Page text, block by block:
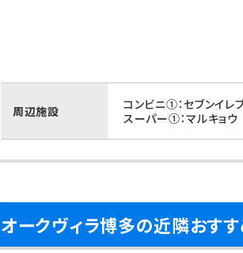
周辺施設
コンビニ①：セブンイ
スーパー①：マルキ
オークヴィラ博多の近隣おす